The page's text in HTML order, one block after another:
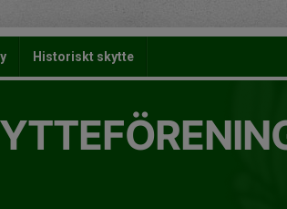
Historiskt skytte